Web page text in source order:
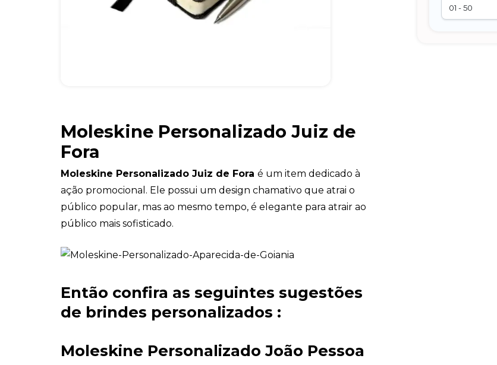
Moleskine Personalizado Juiz de
Fora
Moleskine Personalizado Juiz de Fora é um item dedicado à
ação promocional. Ele possui um design chamativo que atrai o
público popular, mas ao mesmo tempo, é elegante para atrair ao
público mais sofisticado.
Então confira as seguintes sugestões
de brindes personalizados :
Moleskine Personalizado João Pessoa